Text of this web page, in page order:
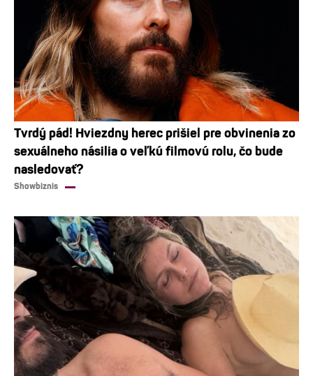
Tvrdý pád! Hviezdny herec prišiel pre obvinenia zo
sexuálneho násilia o veľkú filmovú rolu, čo bude
nasledovať?
Showbiznis